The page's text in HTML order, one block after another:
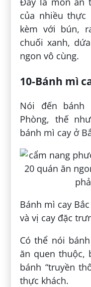
của nhiều thực
kèm với bún,
chuối xanh,
ngon vô cùng.
10-Bánh mì
Nói đến
Phòng, thế
bánh mì cay ở
Bánh mì cay
và vị cay đặc
Có thể nói
ăn quen thuộc,
bánh “truyền
thực khách.